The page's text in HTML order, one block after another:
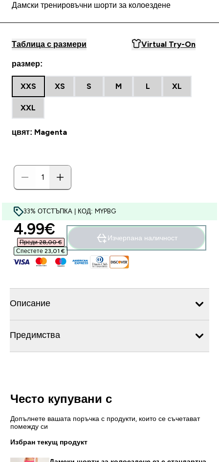
Дамски тренировъчни шорти за колоездене
Таблица с размери Virtual Try-On
размер:
XXS XS S M L XL
XXL
цвят: Magenta
33% ОТСТЪПКА | КОД: MYPBG
discounted price
4.99€‎
Преди 28,00 €‎
Спестете 23,01 €‎
Изчерпана наличност
Описание
Предимства
Често купувани с
Допълнете вашата поръчка с продукти, които се съчетават
помежду си
Избран текущ продукт